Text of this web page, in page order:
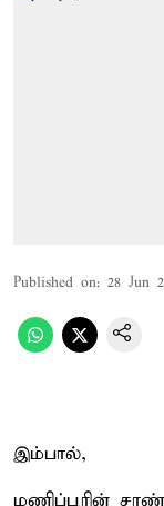
Published on: 28 Jun
இம்பால்,
மணிப்பூரின்